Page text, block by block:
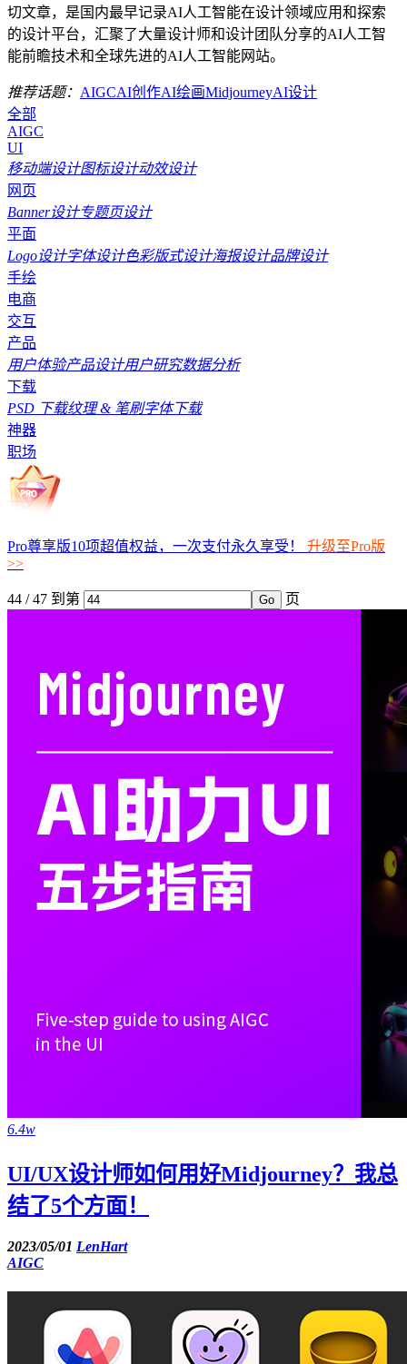
切文章，是国内最早记录AI人工智能在设计领域应用和探索
的设计平台，汇聚了大量设计师和设计团队分享的AI人工智
能前瞻技术和全球先进的AI人工智能网站。
推荐话题： AIGCAI创作AI绘画MidjourneyAI设计
全部
AIGC
UI
移动端设计图标设计动效设计
网页
Banner设计专题页设计
平面
Logo设计字体设计色彩版式设计海报设计品牌设计
手绘
电商
交互
产品
用户体验产品设计用户研究数据分析
下载
PSD 下载纹理 & 笔刷字体下载
神器
职场
Pro尊享版10项超值权益，一次支付永久享受！ 升级至Pro版
>>
44 / 47 到第 Go 页
6.4w
UI/UX设计师如何用好Midjourney？我总
结了5个方面！
2023/05/01 LenHart
AIGC